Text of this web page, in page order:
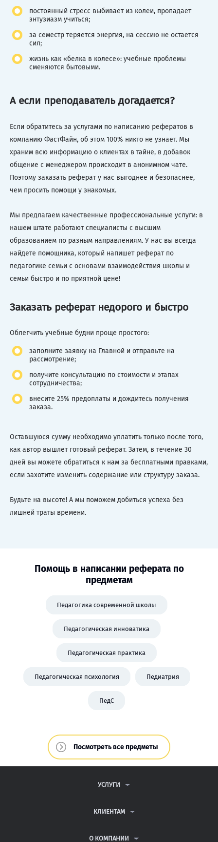
постоянный стресс выбивает из колеи, пропадает
энтузиазм учиться;
за семестр теряется энергия, на сессию не остается
сил;
жизнь как «белка в колесе»: учебные проблемы
сменяются бытовыми.
А если преподаватель догадается?
Если обратитесь за услугами по написанию рефератов в
компанию ФастФайн, об этом 100% никто не узнает. Мы
храним всю информацию о клиентах в тайне, в добавок
общение с менеджером происходит в анонимном чате.
Поэтому заказать реферат у нас выгоднее и безопаснее,
чем просить помощи у знакомых.
Мы предлагаем качественные профессиональные услуги: в
нашем штате работают специалисты с высшим
образованием по разным направлениям. У нас вы всегда
найдете помощника, который напишет реферат по
педагогике семьи с основами взаимодействия школы и
семьи быстро и по приятной цене!
Заказать реферат недорого и быстро
Облегчить учебные будни проще простого:
заполните заявку на Главной и отправьте на
рассмотрение;
получите консультацию по стоимости и этапах
сотрудничества;
внесите 25% предоплаты и дождитесь получения
заказа.
Оставшуюся сумму необходимо уплатить только после того,
как автор вышлет готовый реферат. Затем, в течение 30
дней вы можете обратиться к нам за бесплатными правками,
если захотите изменить содержание или структуру заказа.
Будьте на высоте! А мы поможем добиться успеха без
лишней траты времени.
Помощь в написании реферата по
предметам
Педагогика современной школы
Педагогическая инноватика
Педагогическая практика
Педагогическая психология Педиатрия
ПедС
Посмотреть все предметы
УСЛУГИ
ДИПЛОМНЫЕ РАБОТЫ
ВСЕ УСЛУГИ
КЛИЕНТАМ
АНТИПЛАГИАТ
О КОМПАНИИ